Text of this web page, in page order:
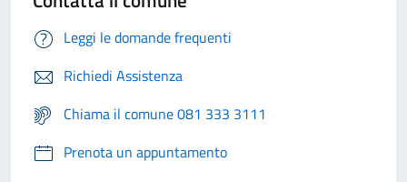
Leggi le domande frequenti
Richiedi Assistenza
Chiama il comune 081 333 3111
Prenota un appuntamento